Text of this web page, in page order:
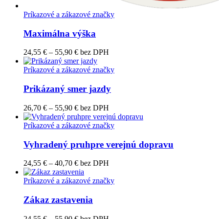
Príkazové a zákazové značky
Maximálna výška
24,55 € – 55,90 €Price
range:
24,55 €
55,90 €
bez DPH
Príkazové a zákazové značky
Prikázaný smer jazdy
26,70 € – 55,90 €Price
range:
26,70 €
55,90 €
bez DPH
Príkazové a zákazové značky
Vyhradený pruhpre verejnú dopravu
24,55 € – 40,70 €Price
range:
24,55 €
40,70 €
bez DPH
Príkazové a zákazové značky
Zákaz zastavenia